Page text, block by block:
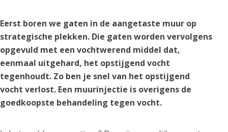
Eerst boren we gaten in de aangetaste muur op
strategische plekken. Die gaten worden vervolgens
opgevuld met een vochtwerend middel dat,
eenmaal uitgehard, het opstijgend vocht
tegenhoudt. Zo ben je snel van het opstijgend
vocht verlost. Een muurinjectie is overigens de
goedkoopste behandeling tegen vocht.